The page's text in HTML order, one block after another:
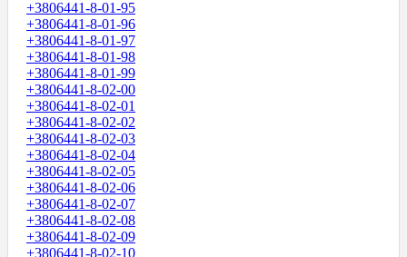
+3806441-8-01-95
+3806441-8-01-96
+3806441-8-01-97
+3806441-8-01-98
+3806441-8-01-99
+3806441-8-02-00
+3806441-8-02-01
+3806441-8-02-02
+3806441-8-02-03
+3806441-8-02-04
+3806441-8-02-05
+3806441-8-02-06
+3806441-8-02-07
+3806441-8-02-08
+3806441-8-02-09
+3806441-8-02-10